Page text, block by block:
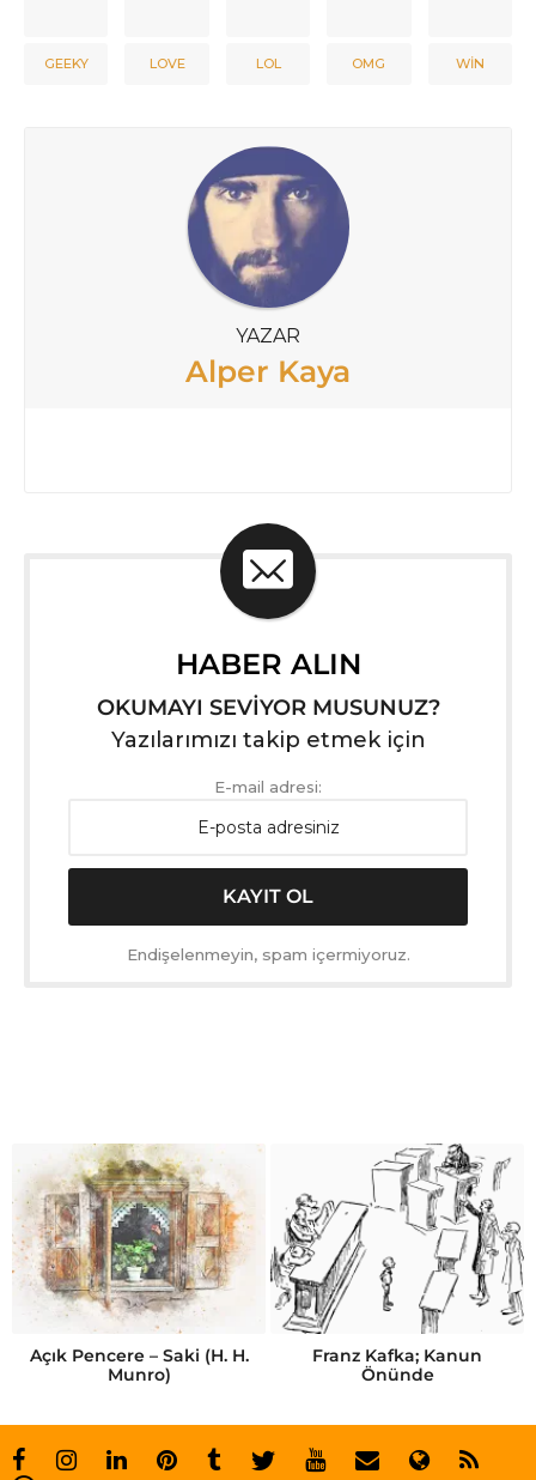
GEEKY LOVE LOL OMG WIN
YAZAR
Alper Kaya
HABER ALIN
OKUMAYI SEVİYOR MUSUNUZ?
Yazılarımızı takip etmek için
E-mail adresi:
Endişelenmeyin, spam içermiyoruz.
Açık Pencere – Saki (H. H.
Munro)
Franz Kafka; Kanun
Önünde